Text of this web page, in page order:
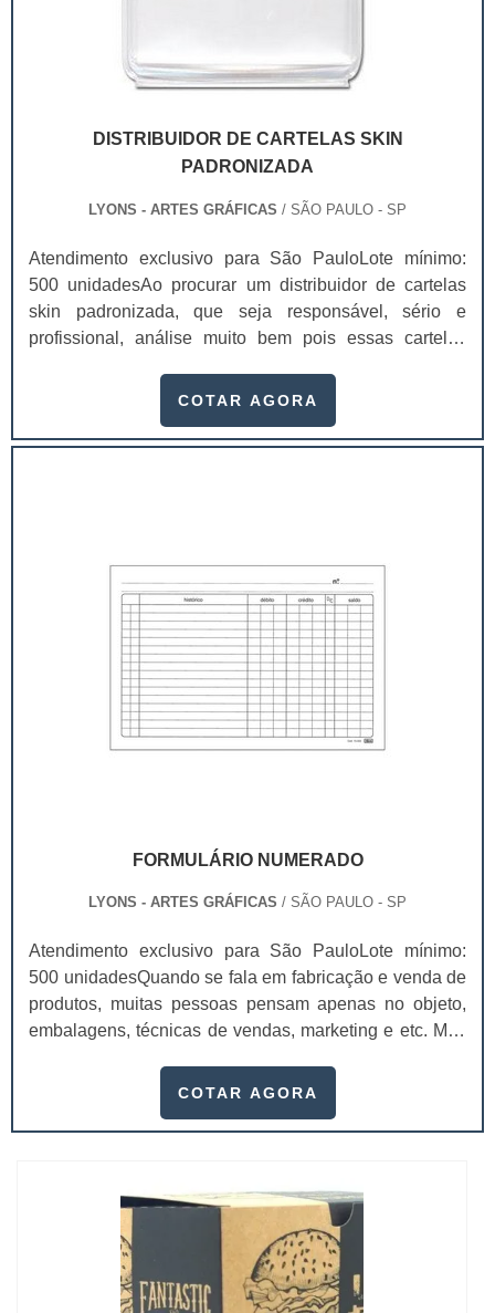
DISTRIBUIDOR DE CARTELAS SKIN
PADRONIZADA
LYONS - ARTES GRÁFICAS / SÃO PAULO - SP
Atendimento exclusivo para São PauloLote mínimo:
500 unidadesAo procurar um distribuidor de cartelas
skin padronizada, que seja responsável, sério e
profissional, análise muito bem pois essas cartelas
produto.A busca por empresas sérias para adquirir esse
podem assegurar aos clientes características pontuais
COTAR AGORA
FORMULÁRIO NUMERADO
LYONS - ARTES GRÁFICAS / SÃO PAULO - SP
Atendimento exclusivo para São PauloLote mínimo:
500 unidadesQuando se fala em fabricação e venda de
produtos, muitas pessoas pensam apenas no objeto,
embalagens, técnicas de vendas, marketing e etc. Mas
e logística adequada, esses esforços podem não valer
um papel de destaque muito abrangente, pois este item,
COTAR AGORA